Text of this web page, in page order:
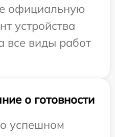
официальную
устройства
все виды работ
о готовности
успешном